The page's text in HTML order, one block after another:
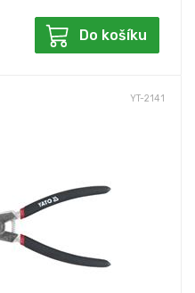
Do košíku
YT-2141